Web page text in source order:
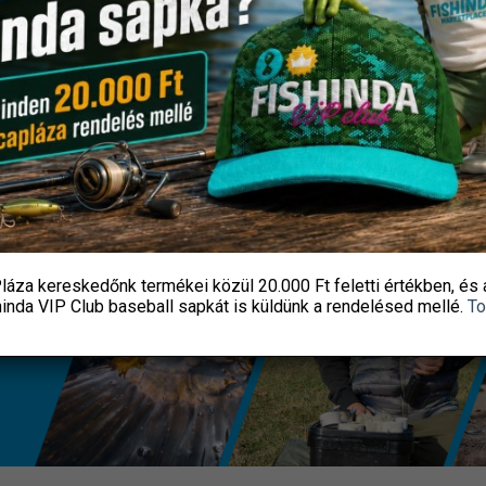
price
was:
8
770 Ft.
price
is:
7
454 Ft.
damil.hu
KOSÁRBA TESZEM
price
was:
8
770 Ft.
is:
7
damil.hu
KOSÁRBA TESZEM
kereskedőnk termékei közül 20.000 Ft felettiértékben, és
VIP Club baseball sapkátis küldünk a rendelésed mellé.